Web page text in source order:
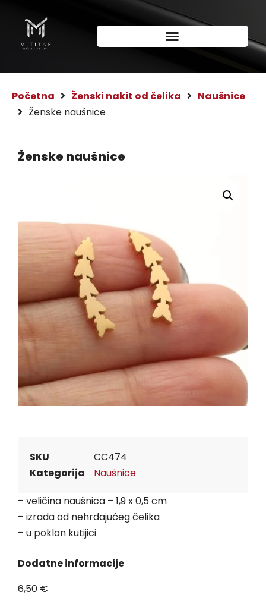
Početna Ženski nakit od čelika Naušnice
Ženske naušnice
Ženske naušnice
SKU CC474
Kategorija Naušnice
– veličina naušnica – 1,9 x 0,5 cm
– izrada od nehrđajućeg čelika
– u poklon kutijici
Dodatne informacije
6,50 €